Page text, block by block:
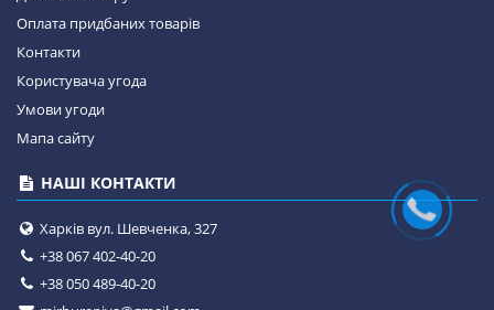
Оплата придбаних товарів
Контакти
Користувача угода
Умови угоди
Мапа сайту
НАШІ КОНТАКТИ
Харків вул. Шевченка, 327
+38 067 402-40-20
+38 050 489-40-20